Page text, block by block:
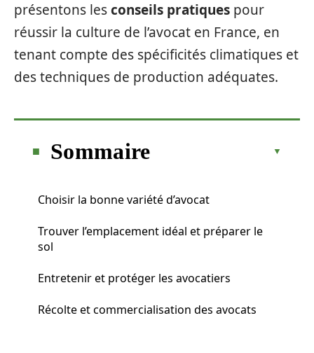
présentons lesconseils pratiques pour
réussir la culture de l’avocat en France, en
tenant compte des spécificités climatiques et
des techniques de production adéquates.
Sommaire
Choisir la bonne variété d’avocat
Trouver l’emplacement idéal et préparer le
sol
Entretenir et protéger les avocatiers
Récolte et commercialisation des avocats